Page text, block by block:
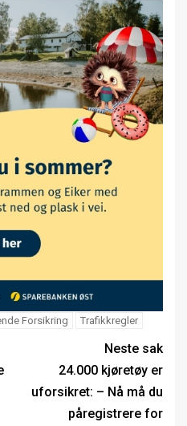
Forsikring Trafikkregler
Neste sak
24.000 kjøretøy er
uforsikret: – Nå må du
påregistrere for